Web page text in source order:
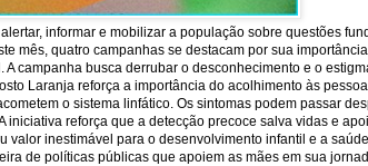
informar e mobilizar a população sobre questões
mês, quatro campanhas se destacam por sua
campanha busca derrubar o desconhecimento e o
Laranja reforça a importância do acolhimento às
o sistema linfático. Os sintomas podem passar
reforça que a detecção precoce salva vidas e
valor inestimável para o desenvolvimento infantil e a
de políticas públicas que apoiem as mães em sua